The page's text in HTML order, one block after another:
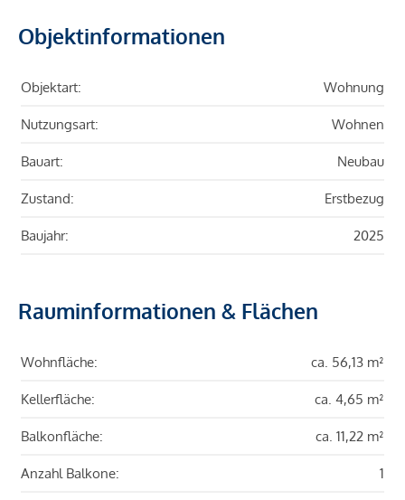
Objektinformationen
Objektart: Wohnung
Nutzungsart: Wohnen
Bauart: Neubau
Zustand: Erstbezug
Baujahr: 2025
Rauminformationen & Flächen
Wohnfläche: ca. 56,13 m²
Kellerfläche: ca. 4,65 m²
Balkonfläche: ca. 11,22 m²
Anzahl Balkone: 1